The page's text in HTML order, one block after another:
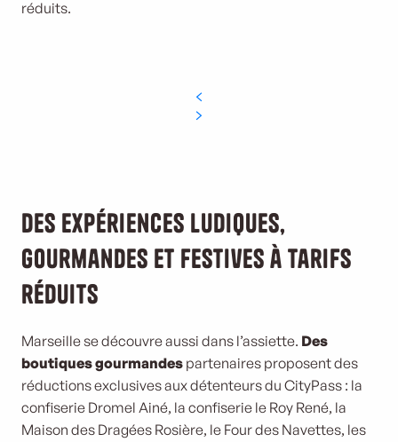
réduits.
Des expériences ludiques,
gourmandes et festives à tarifs
réduits
Marseille se découvre aussi dans l’assiette. Des
boutiques gourmandes partenaires proposent des
réductions exclusives aux détenteurs du CityPass : la
confiserie Dromel Ainé, la confiserie le Roy René, la
Maison des Dragées Rosière, le Four des Navettes, les